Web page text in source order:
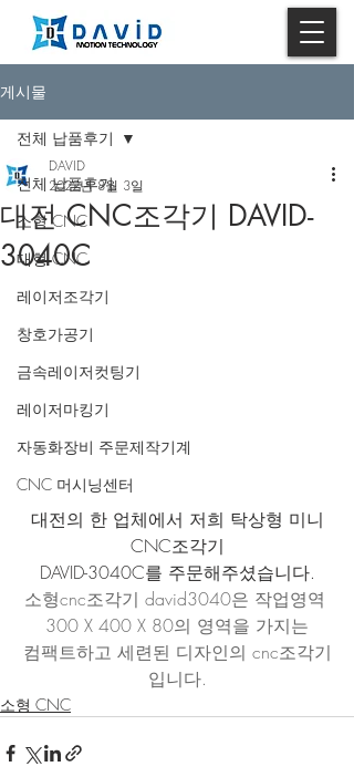
게시물
전체 납품후기
소형 CNC
대형 CNC
레이저조각기
창호가공기
금속레이저컷팅기
레이저마킹기
자동화장비 주문제작기계
CNC 머시닝센터
전체 납품후기
대전 CNC조각기 DAVID-
3040C
DAVID
2022년 8월 3일
대전의 한 업체에서 저희 탁상형 미니
CNC조각기
DAVID-3040C를 주문해주셨습니다.
소형cnc조각기 david3040은 작업영역
300 X 400 X 80의 영역을 가지는
컴팩트하고 세련된 디자인의 cnc조각기
입니다.
소형 CNC